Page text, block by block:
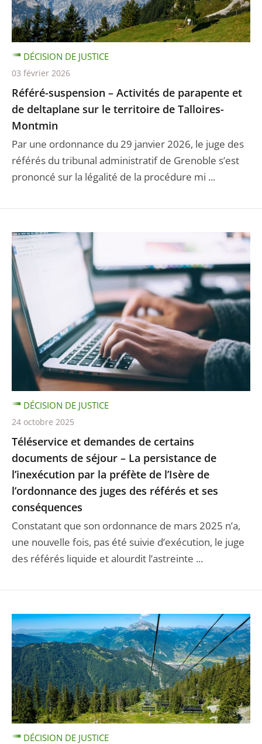
Référé-suspension – Activités de parapente et
de deltaplane sur le territoire de Talloires-
Montmin
Par une ordonnance du 29 janvier 2026, le juge des
référés du tribunal administratif de Grenoble s’est
prononcé sur la légalité de la procédure mi ...
DÉCISION DE JUSTICE
03 février 2026
Téléservice et demandes de certains
documents de séjour – La persistance de
l’inexécution par la préfète de l’Isère de
l’ordonnance des juges des référés et ses
conséquences
Constatant que son ordonnance de mars 2025 n’a,
une nouvelle fois, pas été suivie d’exécution, le juge
des référés liquide et alourdit l’astreinte ...
DÉCISION DE JUSTICE
24 octobre 2025
DÉCISION DE JUSTICE